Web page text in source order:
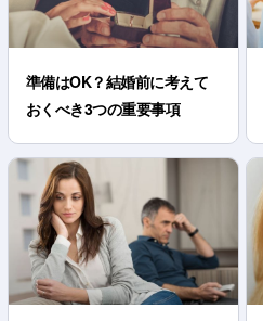
準備はOK？結婚前に考えて
おくべき3つの重要事項